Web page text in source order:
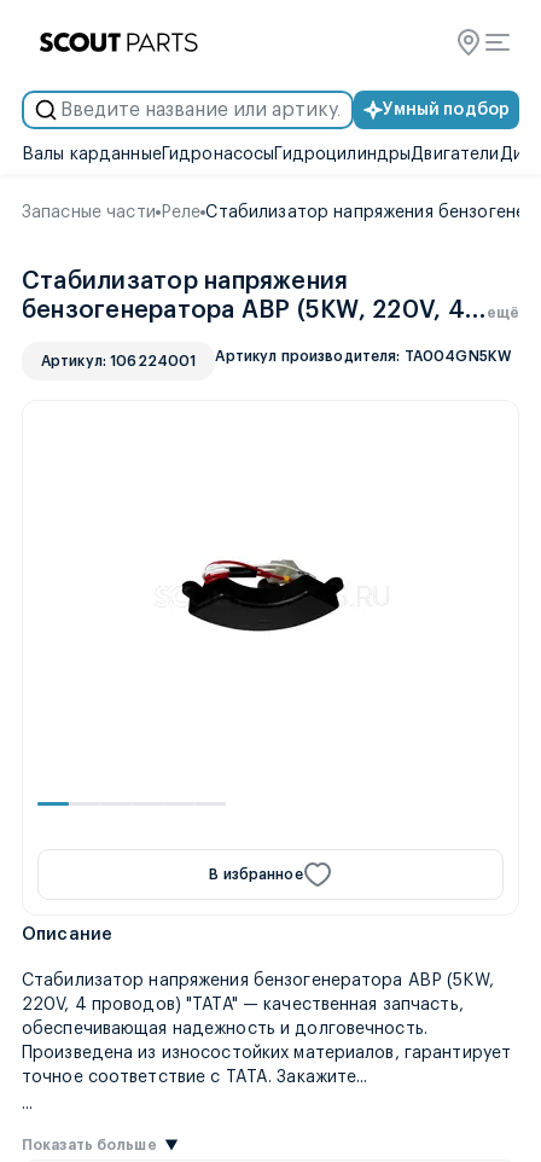
Умный подбор
Валы карданныеГидронасосы ГидроцилиндрыДвигатели
Запасные части Реле Стабилизатор напряжения
Стабилизатор напряжения
бензогенератора АВР (5KW, 220V, 4
ещё
Артикул: 106224001 Артикул производителя: TA004GN5KW
В избранное
Описание
Стабилизатор напряжения бензогенератора АВР (5KW,
220V, 4 проводов) "ТАТА" — качественная запчасть,
обеспечивающая надежность и долговечность.
Произведена из износостойких материалов, гарантирует
точное соответствие с TATA. Закажитесегодня, и мы
...
...
Показать больше